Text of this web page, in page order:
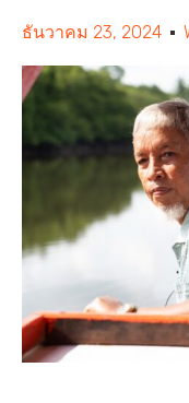
ธันวาคม 23, 2024